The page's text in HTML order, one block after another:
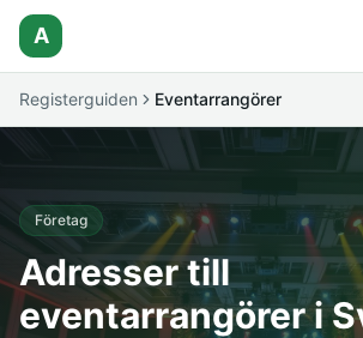
A
Registerguiden Eventarrangörer
Företag
Adresser till
eventarrangörer i